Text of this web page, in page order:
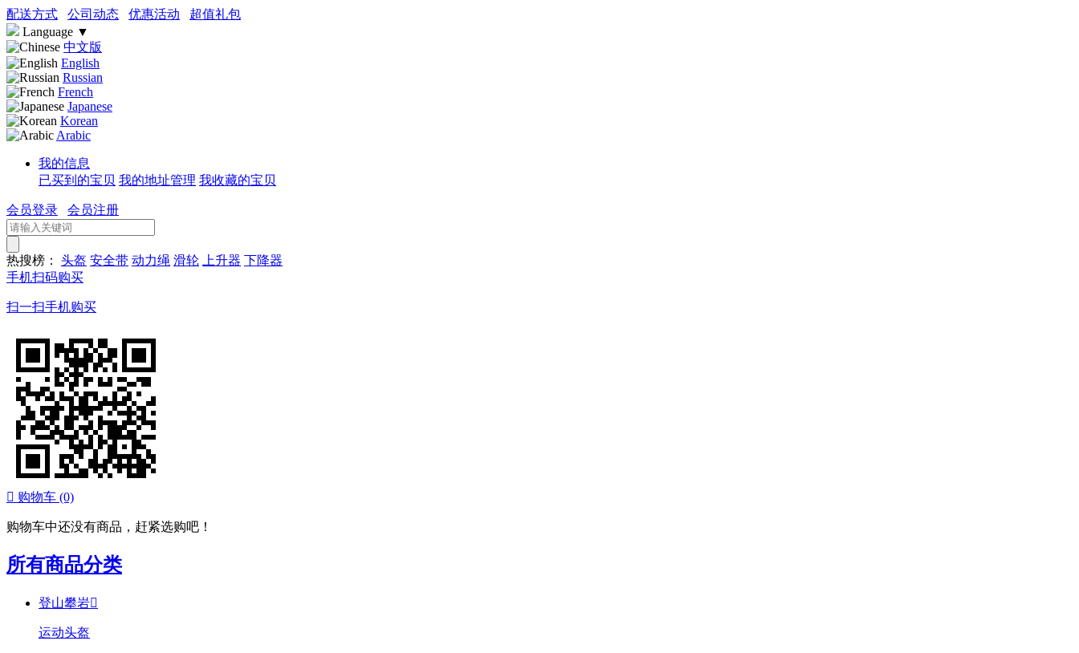
配送方式 公司动态 优惠活动
超值礼包
Language ▼
中文版
English
Russian
French
Japanese
Korean
Arabic
我的信息
已买到的宝贝 我的地址管理 我收藏的宝贝
会员登录 会员注册
热搜榜： 头盔 安全带 动力绳 滑轮 上升器 下降器
手机扫码购买
扫一扫手机购买
 购物车 (0)
购物车中还没有商品，赶紧选购吧！
所有商品分类
登山攀岩
运动头盔